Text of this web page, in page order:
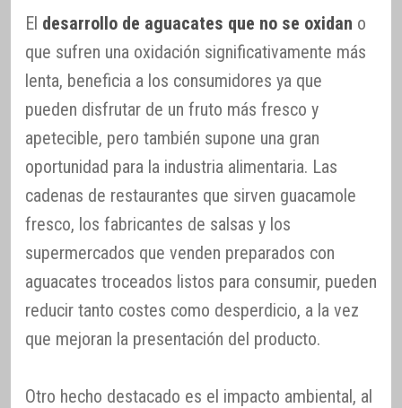
El desarrollo de aguacates que no se oxidan o
que sufren una oxidación significativamente más
lenta, beneficia a los consumidores ya que
pueden disfrutar de un fruto más fresco y
apetecible, pero también supone una gran
oportunidad para la industria alimentaria. Las
cadenas de restaurantes que sirven guacamole
fresco, los fabricantes de salsas y los
supermercados que venden preparados con
aguacates troceados listos para consumir, pueden
reducir tanto costes como desperdicio, a la vez
que mejoran la presentación del producto.
Otro hecho destacado es el impacto ambiental, al